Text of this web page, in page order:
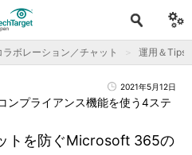
ラボレーション／チャット 運用＆Tips
2021年5月12日
トを防ぐMicrosoft 365の
ンプライアンス機能を使う4ステ